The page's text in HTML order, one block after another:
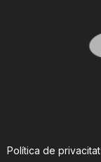
Política de privacitat